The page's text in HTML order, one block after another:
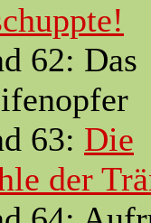
62: Das
63: Die
der